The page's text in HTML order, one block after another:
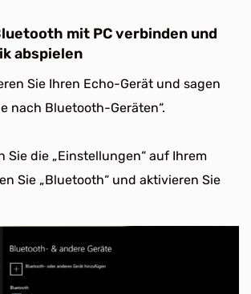
mit PC verbinden und
abspielen
Sie Ihren Echo-Gerät und sagen
nach Bluetooth-Geräten“.
Sie die „Einstellungen“ auf Ihrem
Sie „Bluetooth“ und aktivieren Sie